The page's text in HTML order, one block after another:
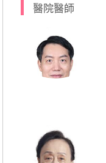
醫院醫師